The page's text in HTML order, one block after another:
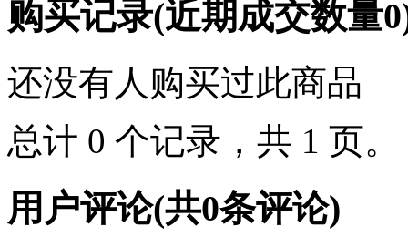
购买记录(近期成交数量0
还没有人购买过此商品
总计 0 个记录，共 1 页。
用户评论(共0条评论)